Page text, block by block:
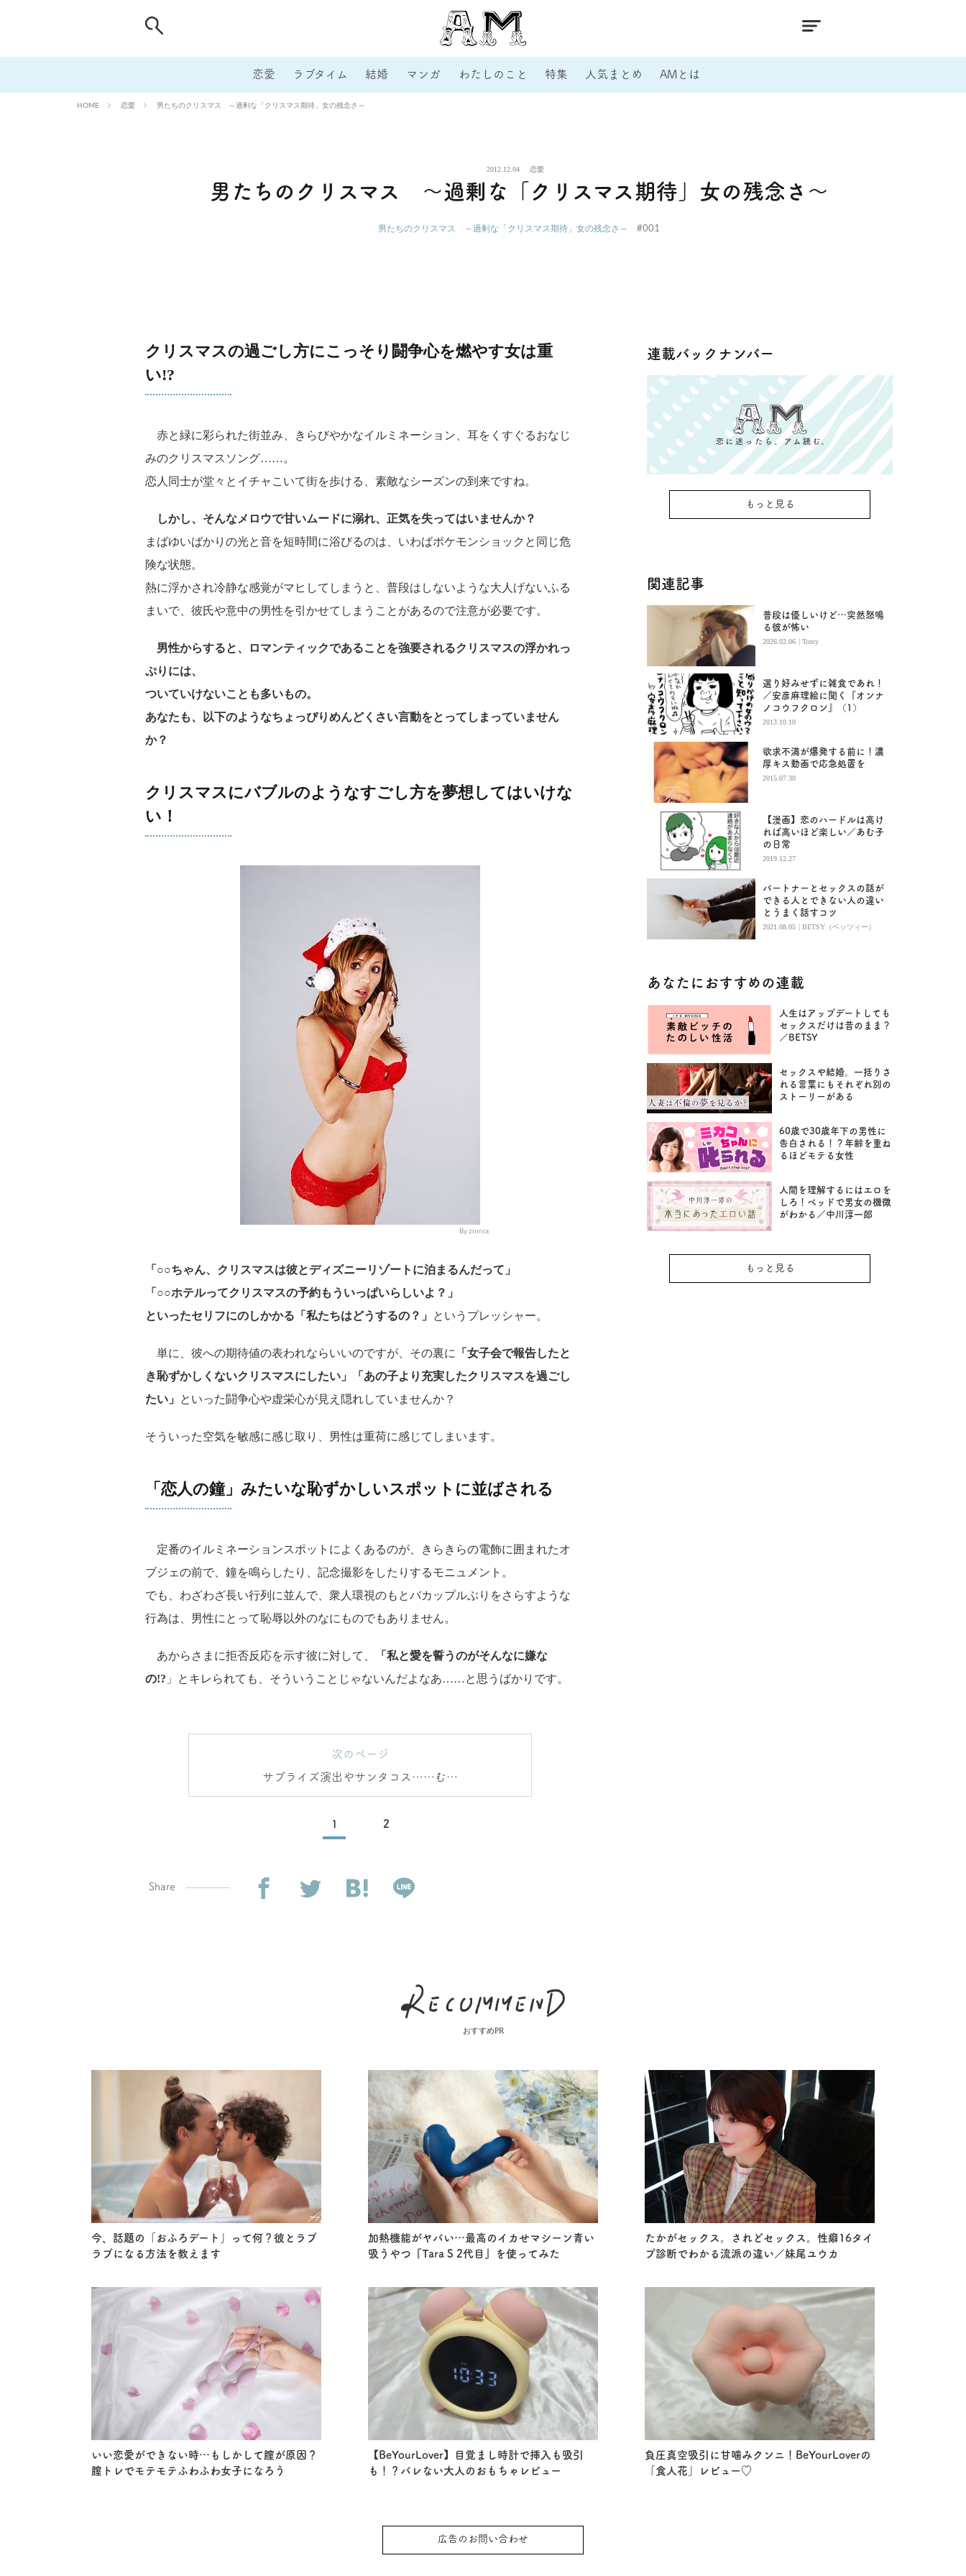
恋愛 ラブタイム 結婚 マンガ わたしのこと 特集 人気まとめ AMとは
HOME 恋愛 男たちのクリスマス ～過剰な「クリスマス期待」女の残念さ～
2012.12.04 恋愛
男たちのクリスマス ～過剰な「クリスマス期待」女の残念さ～
男たちのクリスマス ～過剰な「クリスマス期待」女の残念さ～ #001
クリスマスの過ごし方にこっそり闘争心を燃やす女は重
い!?
赤と緑に彩られた街並み、きらびやかなイルミネーション、耳をくすぐるおなじ
みのクリスマスソング……。
恋人同士が堂々とイチャこいて街を歩ける、素敵なシーズンの到来ですね。
しかし、そんなメロウで甘いムードに溺れ、正気を失ってはいませんか？
まばゆいばかりの光と音を短時間に浴びるのは、いわばポケモンショックと同じ危
険な状態。
熱に浮かされ冷静な感覚がマヒしてしまうと、普段はしないような大人げないふる
まいで、彼氏や意中の男性を引かせてしまうことがあるので注意が必要です。
男性からすると、ロマンティックであることを強要されるクリスマスの浮かれっ
ぷりには、
ついていけないことも多いもの。
あなたも、以下のようなちょっぴりめんどくさい言動をとってしまっていません
か？
クリスマスにバブルのようなすごし方を夢想してはいけな
い！
By zinnia
「○○ちゃん、クリスマスは彼とディズニーリゾートに泊まるんだって」
「○○ホテルってクリスマスの予約もういっぱいらしいよ？」
といったセリフにのしかかる「私たちはどうするの？」
というプレッシャー。
単に、彼への期待値の表われならいいのですが、その裏に
「女子会で報告したと
き恥ずかしくないクリスマスにしたい」「あの子より充実したクリスマスを過ごし
たい」
といった闘争心や虚栄心が見え隠れしていませんか？
そういった空気を敏感に感じ取り、男性は重荷に感じてしまいます。
「恋人の鐘」みたいな恥ずかしいスポットに並ばされる
定番のイルミネーションスポットによくあるのが、きらきらの電飾に囲まれたオ
ブジェの前で、鐘を鳴らしたり、記念撮影をしたりするモニュメント。
でも、わざわざ長い行列に並んで、衆人環視のもとバカップルぶりをさらすような
行為は、男性にとって恥辱以外のなにものでもありません。
あからさまに拒否反応を示す彼に対して、
「私と愛を誓うのがそんなに嫌な
の!? 」とキレられても、そういうことじゃないんだよなあ……と思うばかりです。
次のページ
サプライズ演出やサンタコス……むや
みに浮かれるのは禁物！
1 2
Share
連載バックナンバー
もっと見る
関連記事
普段は優しいけど…突然怒鳴
る彼が怖い
2026.02.06 | Tomy
選り好みせずに雑食であれ！
／安彦麻理絵に聞く『オンナ
ノコウフクロン』（1）
2013.10.10
欲求不満が爆発する前に！濃
厚キス動画で応急処置を
2015.07.30
【漫画】恋のハードルは高け
れば高いほど楽しい／あむ子
の日常
2019.12.27
パートナーとセックスの話が
できる人とできない人の違い
とうまく話すコツ
2021.08.05 | BETSY（ベッツィー）
あなたにおすすめの連載
人生はアップデートしても
セックスだけは昔のまま？
／BETSY
セックスや結婚。一括りさ
れる言葉にもそれぞれ別の
ストーリーがある
60歳で30歳年下の男性に
告白される！？年齢を重ね
るほどモテる女性
人間を理解するにはエロを
しろ！ベッドで男女の機微
がわかる／中川淳一郎
もっと見る
おすすめPR
今、話題の「おふろデート」って何？彼とラブ
ラブになる方法を教えます
加熱機能がヤバい…最高のイカせマシーン青い
吸うやつ『Tara S 2代目』を使ってみた
たかがセックス。されどセックス。性癖16タイ
プ診断でわかる流派の違い／妹尾ユウカ
いい恋愛ができない時…もしかして膣が原因？
膣トレでモテモテふわふわ女子になろう
【BeYourLover】目覚まし時計で挿入も吸引
も！？バレない大人のおもちゃレビュー
負圧真空吸引に甘噛みクンニ！BeYourLoverの
「食人花」レビュー♡
広告のお問い合わせ